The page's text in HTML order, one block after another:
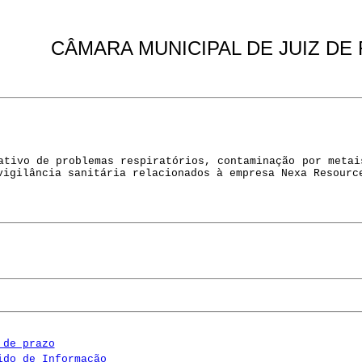
CÂMARA MUNICIPAL DE JUIZ DE
de problemas respiratórios, contaminação por
sanitária relacionados à empresa Nexa
prazo
de Informação